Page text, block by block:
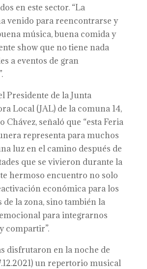
en este sector. “La
venido para reencontrarse y
música, buena comida y
show que no tiene nada
a eventos de gran
Presidente de la Junta
Local (JAL) de la comuna 14,
Chávez, señaló que “esta Feria
representa para muchos
luz en el camino después de
que se vivieron durante la
hermoso encuentro no solo
económica para los
la zona, sino también la
para integrarnos
compartir”.
disfrutaron en la noche de
un repertorio musical